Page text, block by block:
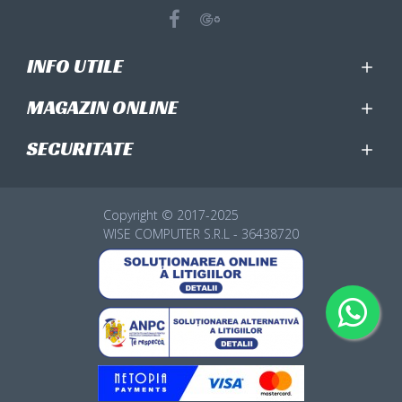
INFO UTILE
MAGAZIN ONLINE
SECURITATE
Copyright © 2017-2025
WISE COMPUTER S.R.L - 36438720